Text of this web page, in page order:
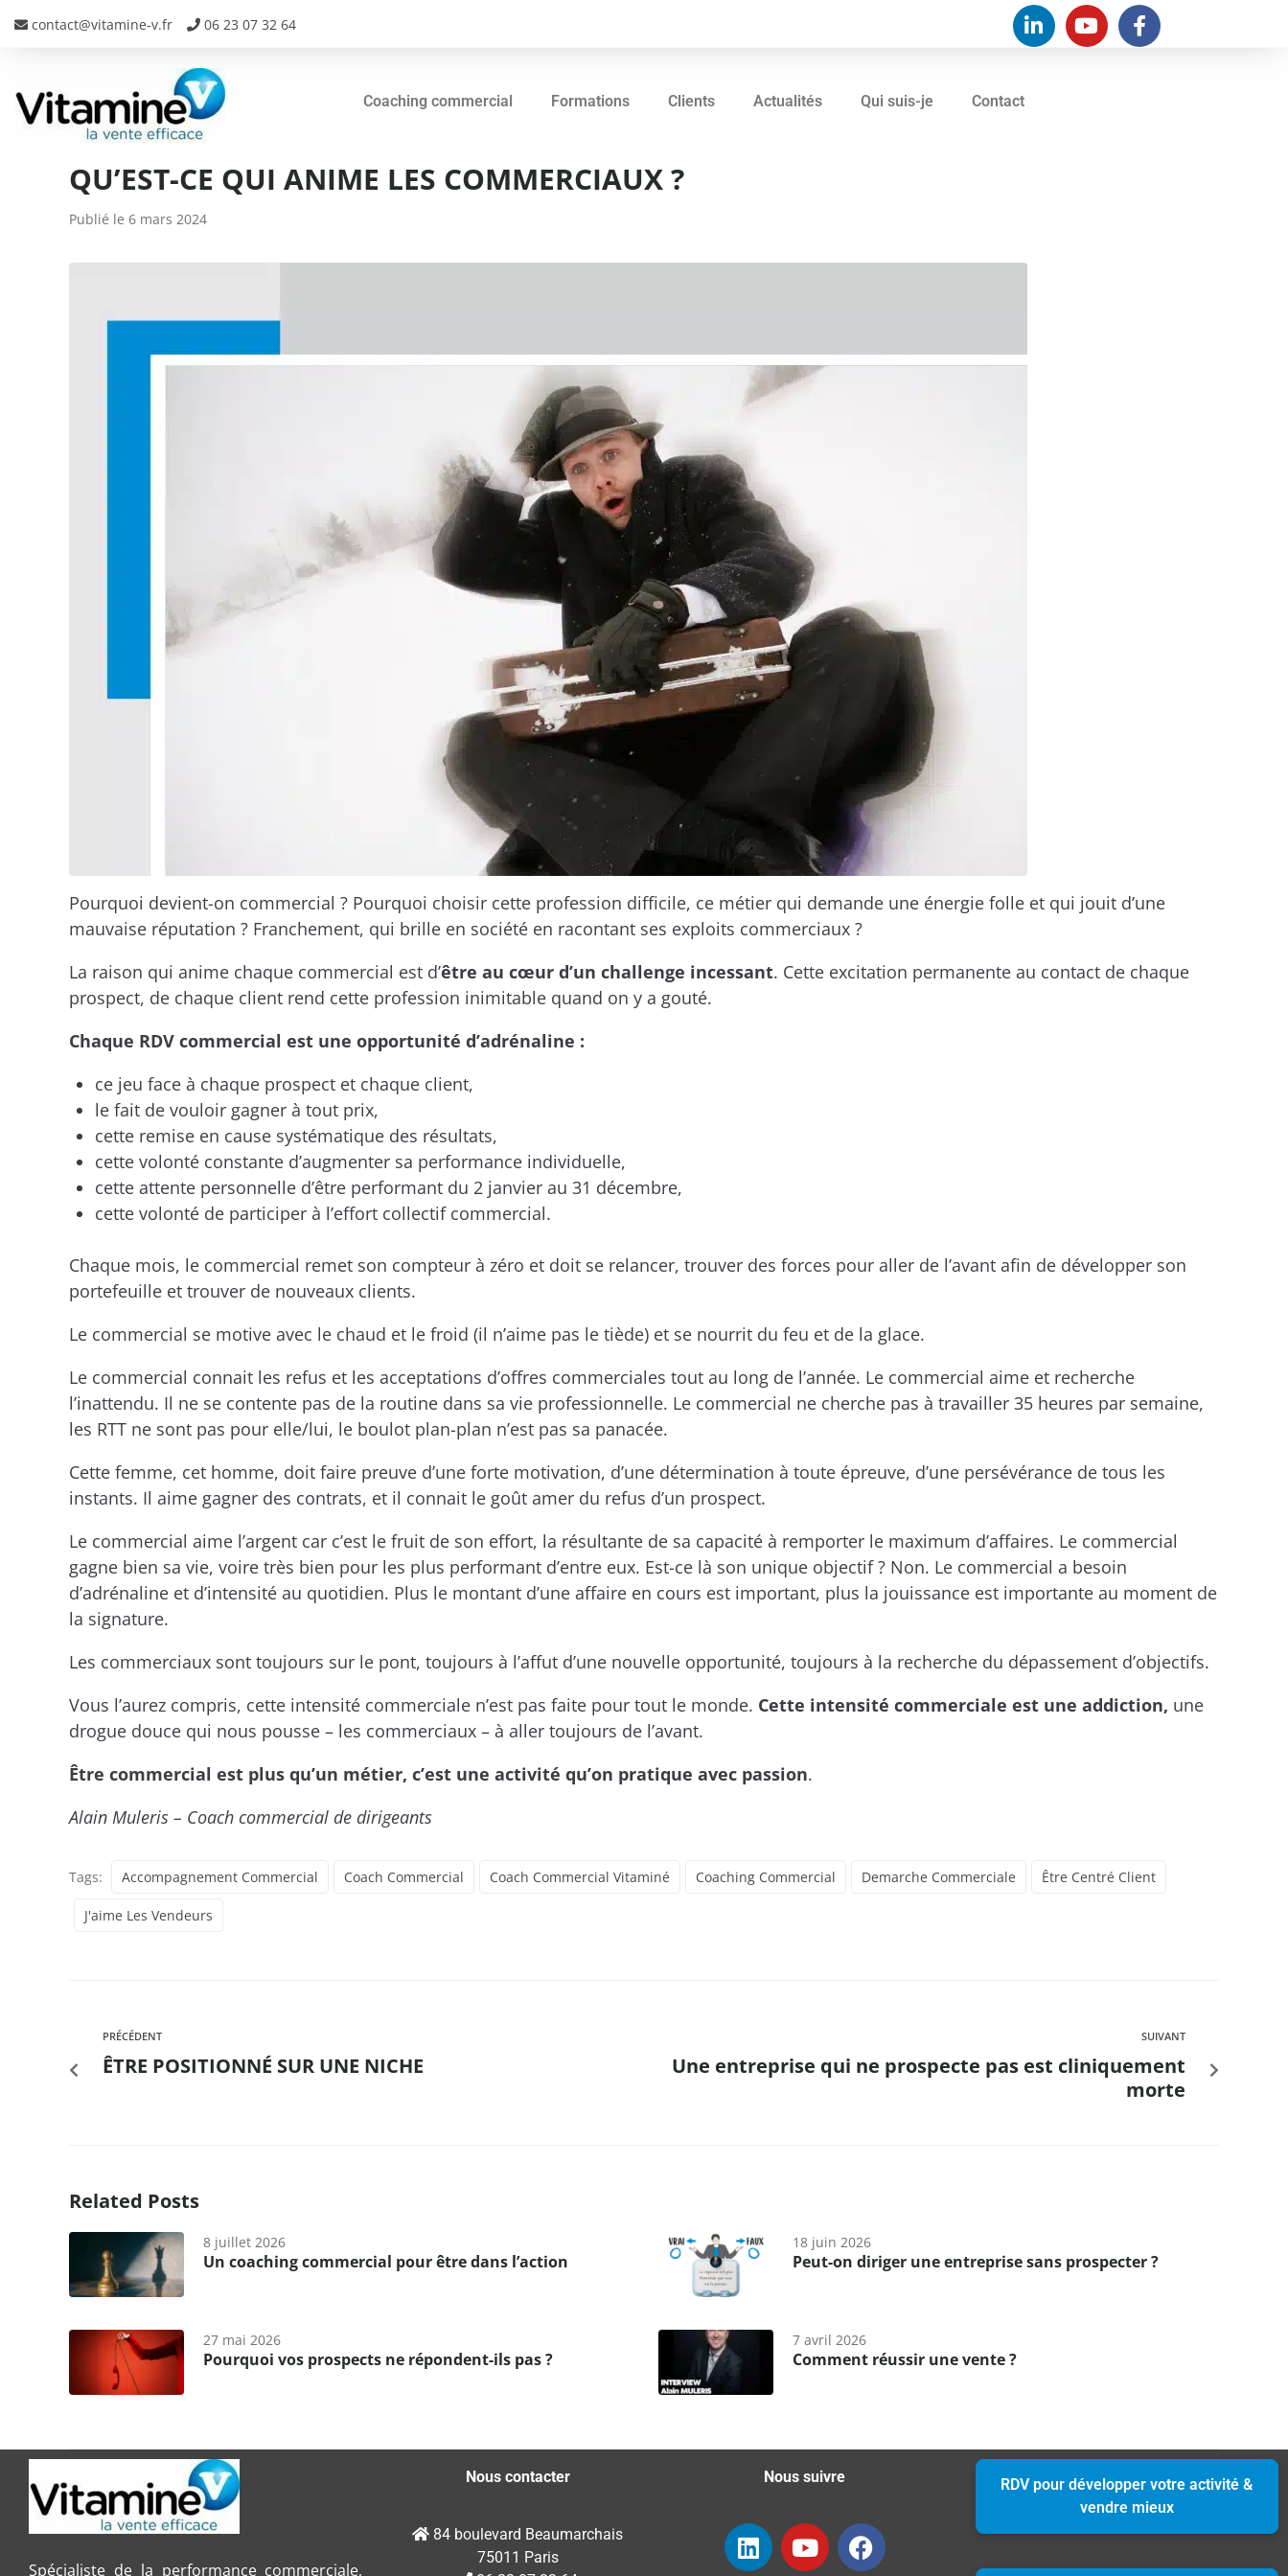
contact@vitamine-v.fr 06 23 07 32 64
Coaching commercial Formations Clients Actualités Qui suis-je Contact
QU’EST-CE QUI ANIME LES COMMERCIAUX ?
Publié le 6 mars 2024
Pourquoi devient-on commercial ? Pourquoi choisir cette profession difficile, ce métier qui demande une énergie folle et qui jouit d’une
mauvaise réputation ? Franchement, qui brille en société en racontant ses exploits commerciaux ?
La raison qui anime chaque commercial est d’être au cœur d’un challenge incessant. Cette excitation permanente au contact de chaque
prospect, de chaque client rend cette profession inimitable quand on y a gouté.
Chaque RDV commercial est une opportunité d’adrénaline :
ce jeu face à chaque prospect et chaque client,
le fait de vouloir gagner à tout prix,
cette remise en cause systématique des résultats,
cette volonté constante d’augmenter sa performance individuelle,
cette attente personnelle d’être performant du 2 janvier au 31 décembre,
cette volonté de participer à l’effort collectif commercial.
Chaque mois, le commercial remet son compteur à zéro et doit se relancer, trouver des forces pour aller de l’avant afin de développer son
portefeuille et trouver de nouveaux clients.
Le commercial se motive avec le chaud et le froid (il n’aime pas le tiède) et se nourrit du feu et de la glace.
Le commercial connait les refus et les acceptations d’offres commerciales tout au long de l’année. Le commercial aime et recherche
l’inattendu. Il ne se contente pas de la routine dans sa vie professionnelle. Le commercial ne cherche pas à travailler 35 heures par semaine,
les RTT ne sont pas pour elle/lui, le boulot plan-plan n’est pas sa panacée.
Cette femme, cet homme, doit faire preuve d’une forte motivation, d’une détermination à toute épreuve, d’une persévérance de tous les
instants. Il aime gagner des contrats, et il connait le goût amer du refus d’un prospect.
Le commercial aime l’argent car c’est le fruit de son effort, la résultante de sa capacité à remporter le maximum d’affaires. Le commercial
gagne bien sa vie, voire très bien pour les plus performant d’entre eux. Est-ce là son unique objectif ? Non. Le commercial a besoin
d’adrénaline et d’intensité au quotidien. Plus le montant d’une affaire en cours est important, plus la jouissance est importante au moment de
la signature.
Les commerciaux sont toujours sur le pont, toujours à l’affut d’une nouvelle opportunité, toujours à la recherche du dépassement d’objectifs.
Vous l’aurez compris, cette intensité commerciale n’est pas faite pour tout le monde. Cette intensité commerciale est une addiction, une
drogue douce qui nous pousse – les commerciaux – à aller toujours de l’avant.
Être commercial est plus qu’un métier, c’est une activité qu’on pratique avec passion.
Alain Muleris – Coach commercial de dirigeants
Tags: Accompagnement Commercial Coach Commercial Coach Commercial Vitaminé Coaching Commercial Demarche Commerciale Être Centré Client
J'aime Les Vendeurs
PRÉCÉDENT
ÊTRE POSITIONNÉ SUR UNE NICHE
SUIVANT
Une entreprise qui ne prospecte pas est cliniquement
morte
Related Posts
8 juillet 2026
Un coaching commercial pour être dans l’action
18 juin 2026
Peut-on diriger une entreprise sans prospecter ?
27 mai 2026
Pourquoi vos prospects ne répondent-ils pas ?
7 avril 2026
Comment réussir une vente ?
Spécialiste de la performance commerciale,
Nous contacter
84 boulevard Beaumarchais
75011 Paris
Nous suivre
RDV pour développer votre activité &
vendre mieux